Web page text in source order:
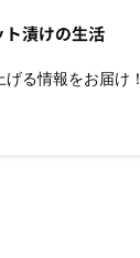
る情報をお届け！